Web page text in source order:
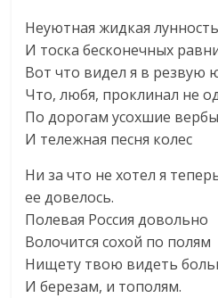
Неуютная жидкая лунность
И тоска бесконечных
Вот что видел я в резвую
Что, любя, проклинал не
По дорогам усохшие вербы
И тележная песня колес
Ни за что не хотел я
ее довелось.
Полевая Россия довольно
Волочится сохой по полям
Нищету твою видеть
И березам, и тополям.